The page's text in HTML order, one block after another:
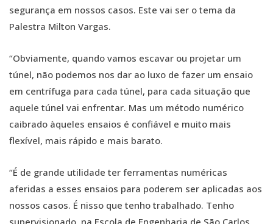
segurança em nossos casos. Este vai ser o tema da
Palestra Milton Vargas.
“Obviamente, quando vamos escavar ou projetar um
túnel, não podemos nos dar ao luxo de fazer um ensaio
em centrífuga para cada túnel, para cada situação que
aquele túnel vai enfrentar. Mas um método numérico
caibrado àqueles ensaios é confiável e muito mais
flexível, mais rápido e mais barato.
“É de grande utilidade ter ferramentas numéricas
aferidas a esses ensaios para poderem ser aplicadas aos
nossos casos. É nisso que tenho trabalhado. Tenho
supervisionado, na Escola de Engenharia de São Carlos